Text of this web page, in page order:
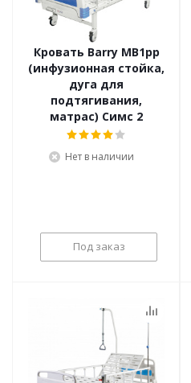
Кровать Barry MB1pp
(инфузионная стойка,
дуга для
подтягивания,
матрас) Симс 2
Нет в наличии
Под заказ